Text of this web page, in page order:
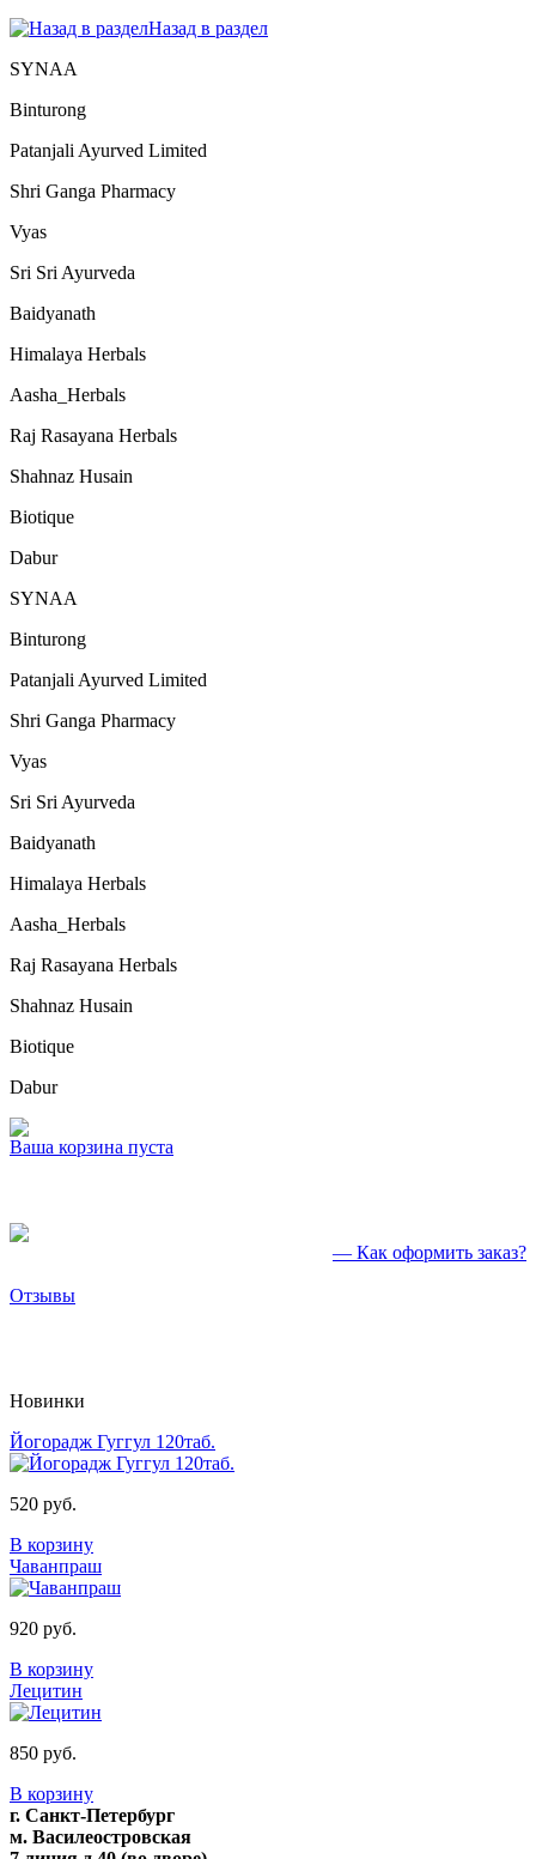
Назад в раздел
SYNAA
Binturong
Patanjali Ayurved Limited
Shri Ganga Pharmacy
Vyas
Sri Sri Ayurveda
Baidyanath
Himalaya Herbals
Aasha_Herbals
Raj Rasayana Herbals
Shahnaz Husain
Biotique
Dabur
SYNAA
Binturong
Patanjali Ayurved Limited
Shri Ganga Pharmacy
Vyas
Sri Sri Ayurveda
Baidyanath
Himalaya Herbals
Aasha_Herbals
Raj Rasayana Herbals
Shahnaz Husain
Biotique
Dabur
Ваша корзина пуста
— Как оформить заказ?
Отзывы
Новинки
Йогорадж Гуггул 120таб.
520 руб.
В корзину
Чаванпраш
920 руб.
В корзину
Лецитин
850 руб.
В корзину
г. Санкт-Петербург
м. Василеостровская